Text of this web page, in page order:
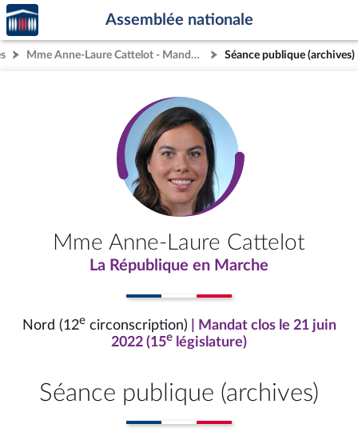
Aller au contenu
Aller en bas de la page
Accèder
à la
page
d'accueil
Assemblée nationale
Mme Anne-Laure Cattelot - Mandat clos - Nord (12e circonscription) Séance publique (archives)
Mme Anne-Laure Cattelot
La République en Marche
Nord (12ecirconscription)
| Mandat clos le 21 juin
2022 (15e législature)
Séance publique (archives)